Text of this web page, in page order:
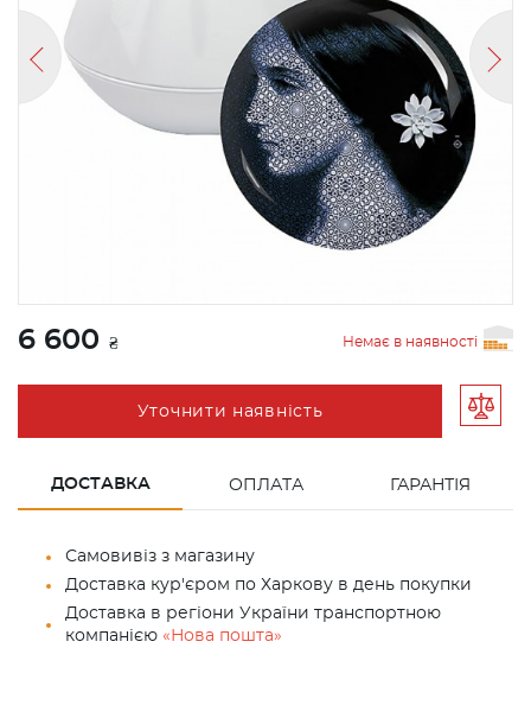
6 600 ₴ Немає в наявності
Уточнити наявність
ДОСТАВКА ОПЛАТА ГАРАНТІЯ
Самовивіз з магазину
Доставка кур'єром по Харкову в день покупки
Доставка в регіони України транспортною
компанією «Нова пошта»